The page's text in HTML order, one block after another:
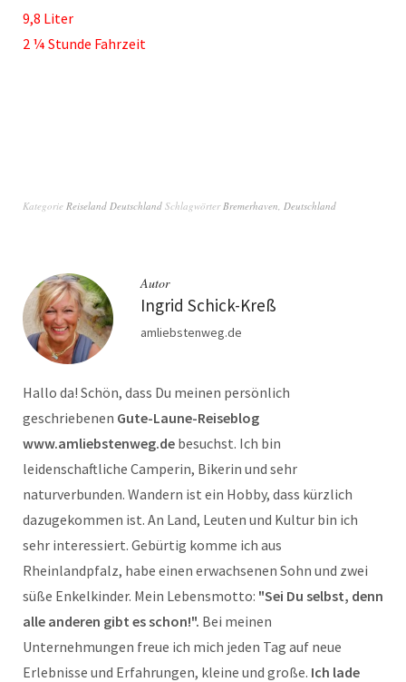
9,8 Liter
2 ¼ Stunde Fahrzeit
Kategorie Reiseland Deutschland Schlagwörter Bremerhaven Deutschland
Autor
Ingrid Schick-Kreß
amliebstenweg.de
Hallo da! Schön, dass Du meinen persönlich
geschriebenen Gute-Laune-Reiseblog
www.amliebstenweg.de besuchst. Ich bin
leidenschaftliche Camperin, Bikerin und sehr
naturverbunden. Wandern ist ein Hobby, dass kürzlich
dazugekommen ist. An Land, Leuten und Kultur bin ich
sehr interessiert. Gebürtig komme ich aus
Rheinlandpfalz, habe einen erwachsenen Sohn und zwei
süße Enkelkinder. Mein Lebensmotto: "Sei Du selbst, denn
alle anderen gibt es schon!". Bei meinen
Unternehmungen freue ich mich jeden Tag auf neue
Erlebnisse und Erfahrungen, kleine und große. Ich lade